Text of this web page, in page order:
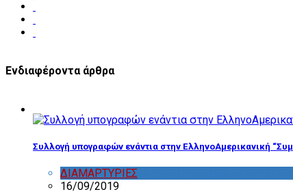
Ενδιαφέροντα άρθρα
Συλλογή υπογραφών ενάντια στην ΕλληνοΑμερικανική
ΔΙΑΜΑΡΤΥΡΙΕΣ
16/09/2019